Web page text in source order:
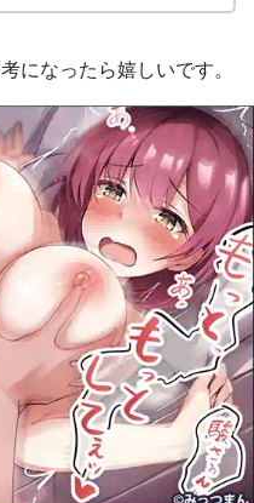
になったら嬉しいです。